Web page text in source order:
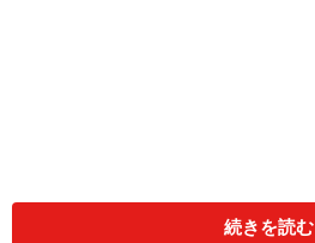
続きを読む